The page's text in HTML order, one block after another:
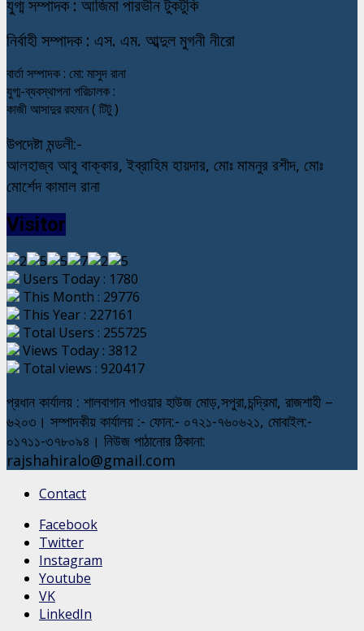
যুগ্ম সম্পাদক : আজিমা পারভীন টুকটুকি
নির্বাহী সম্পাদক : এস. এম. আব্দুল মুগনী নীরো
বার্তা সম্পাদক : মো: মাসুদ রানা
যুগ্ম-ব্যবস্থাপনা পরিচালক :
কাজী আসাদুর রহমান ( টিটু )
উপদেষ্টা মন্ডলী:-
আলহাজ্ব আবু বাক্কার, ইব্রাহিম হায়দার, মোঃ মামনুর রশীদ, মোঃ
মোর্শেদ কামাল রানা
Visitor
Users Today : 1780
This Month : 29776
This Year : 227161
Total Users : 255725
Views Today : 3812
Total views : 920417
প্রধান কার্যালয় : শালবাগান পাওয়ার হাউজ মোড়,সপুরা,চন্দ্রিমা, রাজশাহী –
৬২০৩। সম্পাদকীয় কার্যালয় :- ফোন:- ০৭২১-৭৬০৬২১, মোবাইল:-
০১৭১১-৩৭৮০৯৪। নিউজ পাঠানোর ঠিকানা:
rajshahiralo@gmail.com
Contact
Facebook
Twitter
Instagram
Youtube
VK
LinkedIn